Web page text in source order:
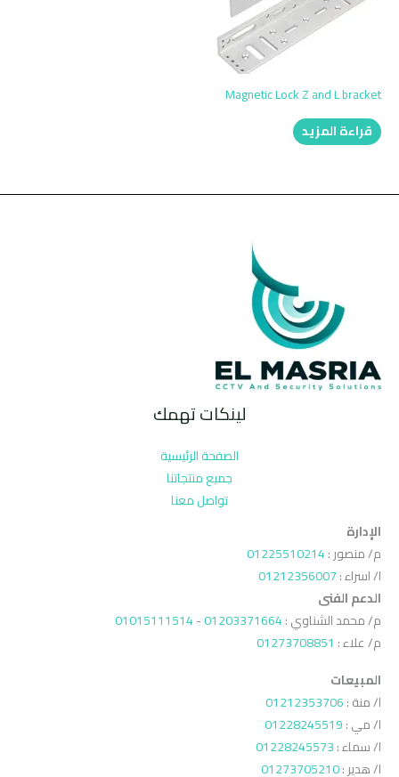
Magnetic Lock Z and L bracket
قراءة المزيد
لينكات تهمك
الصفحة الرئيسية
جميع منتجاتنا
تواصل معنا
الإدارة
م/ منصور :01225510214
ا/ اسراء :01212356007
الدعم الفنى
م/ محمد الشناوي :01203371664
-
01015111514
م/ علاء : 01273708851
المبيعات
ا/ منة :01212353706
ا/ مي :01228245519
ا/ سماء :01228245573
ا/ هدير :01273705210